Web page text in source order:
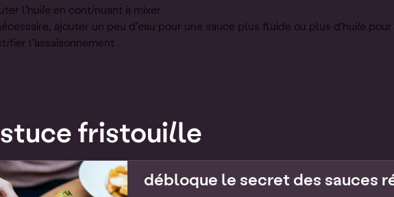
l’huile en continuant à mixer
ajouter un peu d’eau pour une sauce plus fluide ou plus d'huile
l’assaisonnement
fristouille
débloque le secret des sauces